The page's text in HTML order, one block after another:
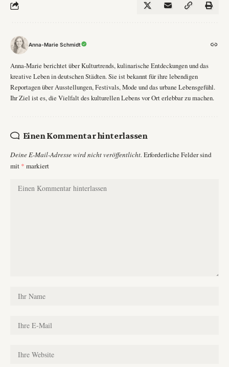
Anna-Marie Schmidt
Anna-Marie berichtet über Kulturtrends, kulinarische Entdeckungen und das
kreative Leben in deutschen Städten. Sie ist bekannt für ihre lebendigen
Reportagen über Ausstellungen, Festivals, Mode und das urbane Lebensgefühl.
Ihr Ziel ist es, die Vielfalt des kulturellen Lebens vor Ort erlebbar zu machen.
Einen Kommentar hinterlassen
Deine E-Mail-Adresse wird nicht veröffentlicht. Erforderliche Felder sind
mit * markiert